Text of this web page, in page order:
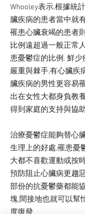
Whooley表示,根據統
臟疾病的患者當中就
罹患心臟衰竭的患者
比例遠超過一般正常
患憂鬱症的比例. 鮮
嚴重與棘手,有心臟疾
臟疾病的男性更容易
出在女性大都身負教
得到家庭的支持與協
治療憂鬱症能夠替心
生理上的好處,罹患憂
大都不喜歡運動或按
預防阻止心臟病更趨
部份的抗憂鬱藥都能
塊,間接地也就可以幫
度復發.